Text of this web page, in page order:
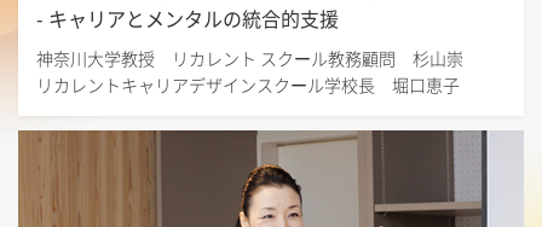
- キャリアとメンタルの統合的支援
神奈川大学教授 リカレント スクール教務顧問 杉山崇
リカレントキャリアデザインスクール学校長 堀口恵子